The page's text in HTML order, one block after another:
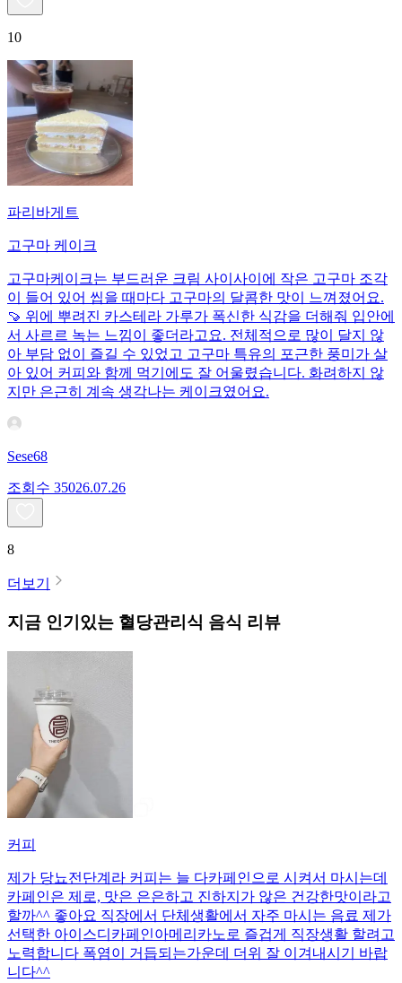
10
파리바게트
고구마 케이크
고구마케이크는 부드러운 크림 사이사이에 작은 고구마 조각
이 들어 있어 씹을 때마다 고구마의 달콤한 맛이 느껴졌어요.
🍠 위에 뿌려진 카스테라 가루가 폭신한 식감을 더해줘 입안에
서 사르르 녹는 느낌이 좋더라고요. 전체적으로 많이 달지 않
아 부담 없이 즐길 수 있었고 고구마 특유의 포근한 풍미가 살
아 있어 커피와 함께 먹기에도 잘 어울렸습니다. 화려하지 않
지만 은근히 계속 생각나는 케이크였어요.
Sese68
조회수 35026.07.26
8
더보기
지금 인기있는 혈당관리식 음식 리뷰
커피
제가 당뇨전단계라 커피는 늘 다카페인으로 시켜서 마시는데
카페인은 제로, 맛은 은은하고 진하지가 않은 건강한맛이라고
할까^^ 좋아요 직장에서 단체생활에서 자주 마시는 음료 제가
선택한 아이스디카페인아메리카노로 즐겁게 직장생활 할려고
노력합니다 폭염이 거듭되는가운데 더위 잘 이겨내시기 바랍
니다^^